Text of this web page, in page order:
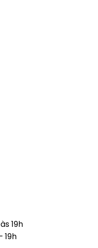
19h
19h